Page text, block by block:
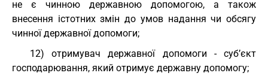
не є чинною державною допомогою, а також
внесення істотних змін до умов надання чи обсягу
чинної державної допомоги;
12) отримувач державної допомоги - суб’єкт
господарювання, який отримує державну допомогу;